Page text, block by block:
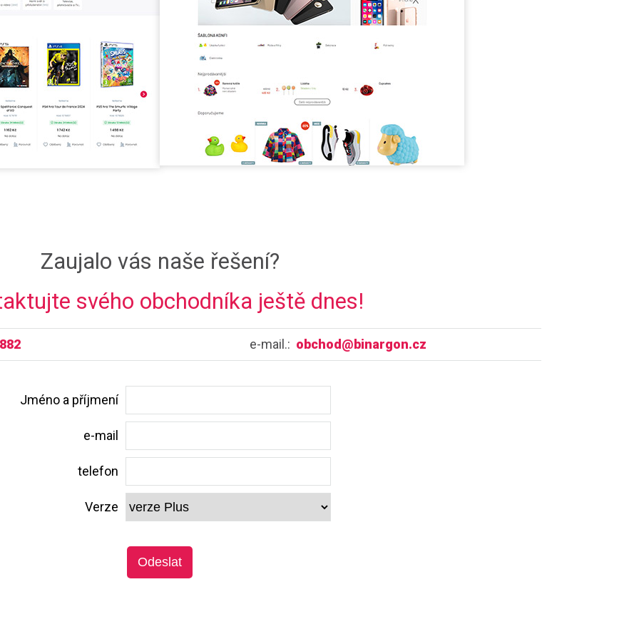
Zaujalo vás naše řešení?
svého obchodníka ještě dnes!
e-mail.: obchod@binargon.cz
Jméno a příjmení
e-mail
telefon
Verze
Odeslat